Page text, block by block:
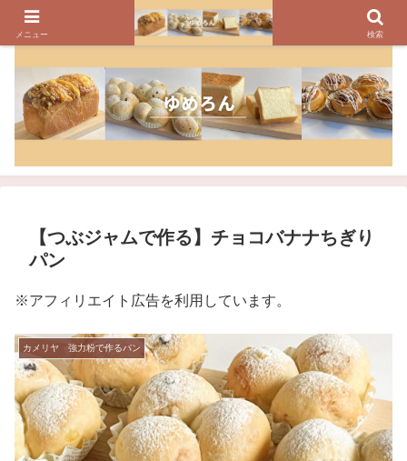
パンのレシピ、パン作りの疑問や美味しく焼けるコツを紹介しています
【つぶジャムで作る】チョコバナナちぎり
パン
※アフィリエイト広告を利用しています。
カメリヤ 強力粉で作るパン
メニュー 検索